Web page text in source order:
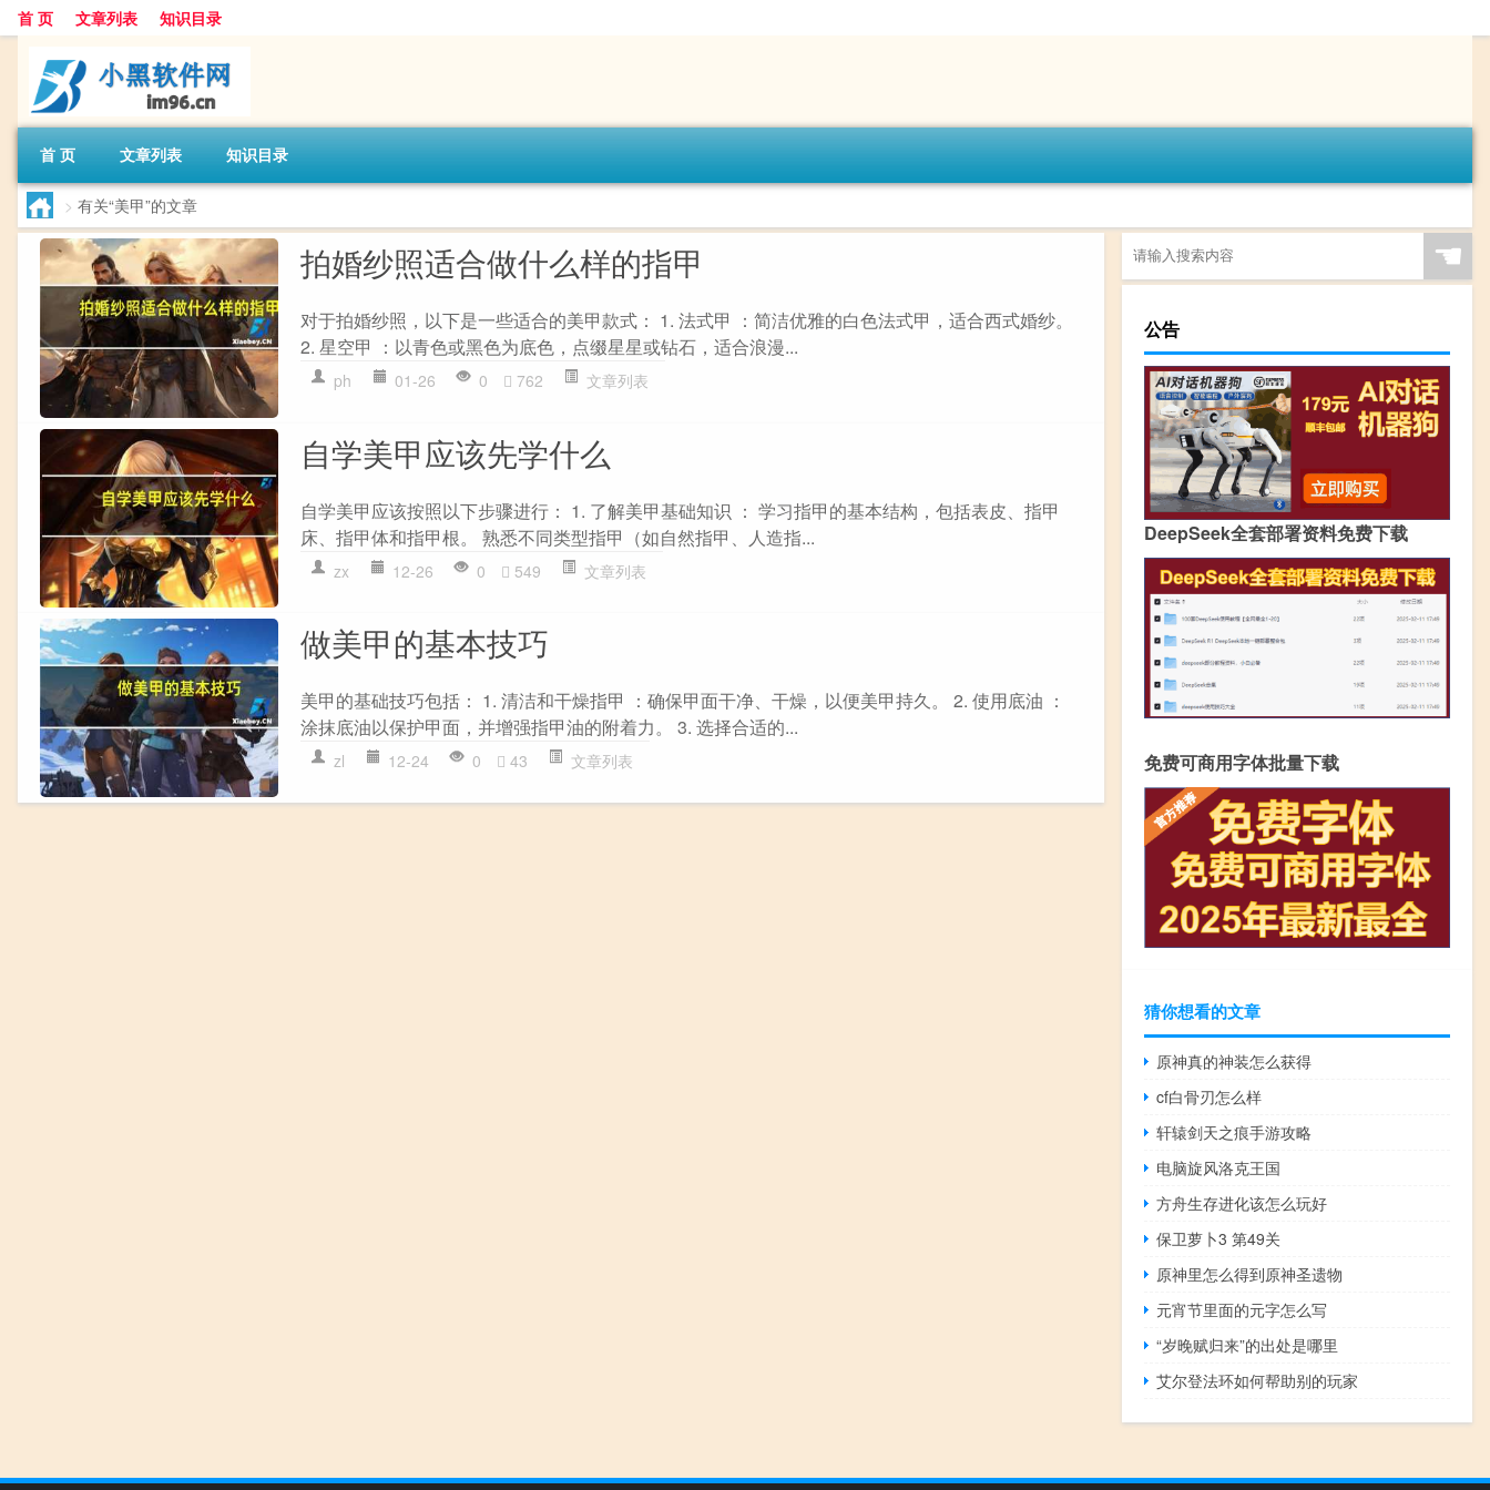
首 页 文章列表 知识目录
首 页 文章列表 知识目录
> 有关“美甲”的文章
拍婚纱照适合做什么样的指甲
对于拍婚纱照，以下是一些适合的美甲款式： 1. 法式甲 ：简洁优雅的白色法式甲，适合西式婚纱。
2. 星空甲 ：以青色或黑色为底色，点缀星星或钻石，适合浪漫...
ph 01-26 0 762 文章列表
自学美甲应该先学什么
自学美甲应该按照以下步骤进行： 1. 了解美甲基础知识 ： 学习指甲的基本结构，包括表皮、指甲
床、指甲体和指甲根。 熟悉不同类型指甲（如自然指甲、人造指...
zx 12-26 0 549 文章列表
做美甲的基本技巧
美甲的基础技巧包括： 1. 清洁和干燥指甲 ：确保甲面干净、干燥，以便美甲持久。 2. 使用底油 ：
涂抹底油以保护甲面，并增强指甲油的附着力。 3. 选择合适的...
zl 12-24 0 43 文章列表
☚
公告
DeepSeek全套部署资料免费下载
免费可商用字体批量下载
猜你想看的文章
原神真的神装怎么获得
cf白骨刃怎么样
轩辕剑天之痕手游攻略
电脑旋风洛克王国
方舟生存进化该怎么玩好
保卫萝卜3 第49关
原神里怎么得到原神圣遗物
元宵节里面的元字怎么写
“岁晚赋归来”的出处是哪里
艾尔登法环如何帮助别的玩家